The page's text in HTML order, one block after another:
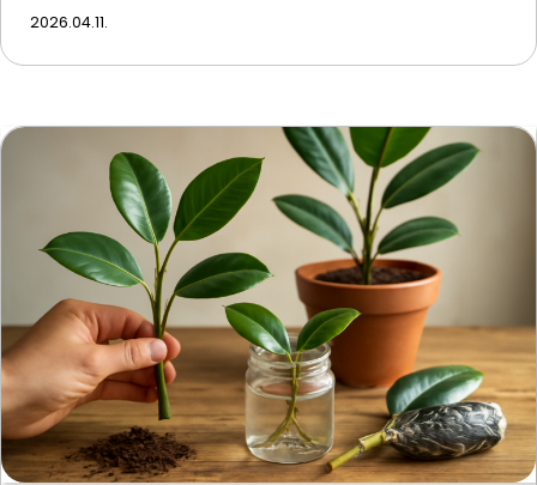
2026.04.11.